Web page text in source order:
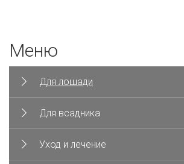
Меню
Для лошади
Для всадника
Уход и лечение